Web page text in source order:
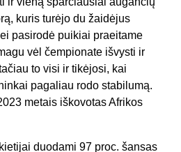
kuris turėjo du žaidėjus
pasirodė puikiai praeitame
vėl čempionate išvysti ir
to visi ir tikėjosi, kai
pagaliau rodo stabilumą.
metais iškovotas Afrikos
duodami 97 proc. šansas